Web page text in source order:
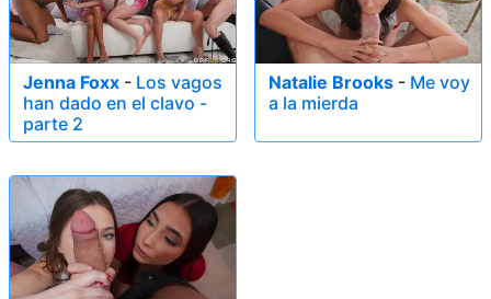
Jenna Foxx - Los vagos
han dado en el clavo -
parte 2
Natalie Brooks - Me voy
a la mierda